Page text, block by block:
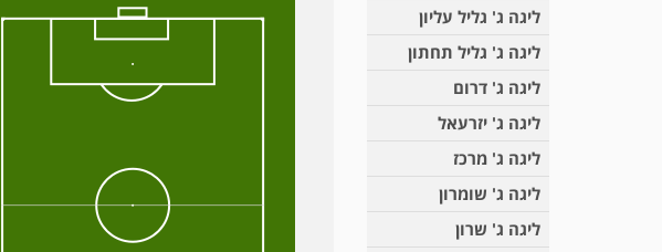
ליגה ג' גליל עליון
ליגה ג' גליל תחתון
ליגה ג' דרום
ליגה ג' יזרעאל
ליגה ג' מרכז
ליגה ג' שומרון
ליגה ג' שרון